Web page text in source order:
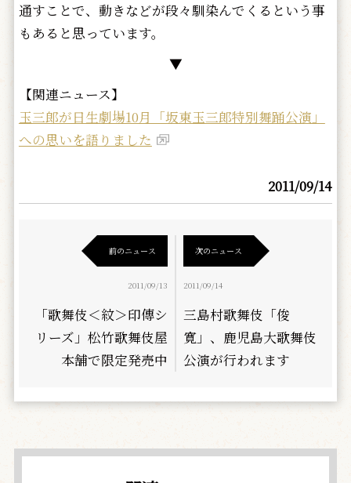
通すことで、動きなどが段々馴染んでくるという事
もあると思っています。
▼
【関連ニュース】
玉三郎が日生劇場10月「坂東玉三郎特別舞踊公演」
への思いを語りました
2011/09/14
前のニュース
2011/09/13
「歌舞伎＜紋＞印傳シ
リーズ」松竹歌舞伎屋
本舗で限定発売中
次のニュース
2011/09/14
三島村歌舞伎「俊
寛」、鹿児島大歌舞伎
公演が行われます